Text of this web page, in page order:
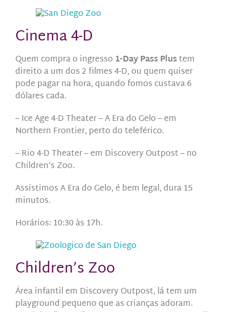
Cinema 4-D
Quem compra o ingresso 1-Day Pass Plustem
direito a um dos 2 filmes4-D, ou quem quiser
pode pagar na hora, quando fomos custava 6
dólares cada.
– Ice Age 4-D Theater – A Era do Gelo – em
Northern Frontier, perto do teleférico.
– Rio 4-D Theater – em Discovery Outpost – no
Children’s Zoo.
Assistimos A Era do Gelo, é bem legal, dura 15
minutos.
Horários: 10:30 às 17h.
Children’s Zoo
Área infantil em Discovery Outpost, lá tem um
playground pequeno que as crianças adoram.